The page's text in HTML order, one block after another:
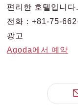
편리한 호텔입니다.
전화：+81-75-
광고
Agoda에서 예약